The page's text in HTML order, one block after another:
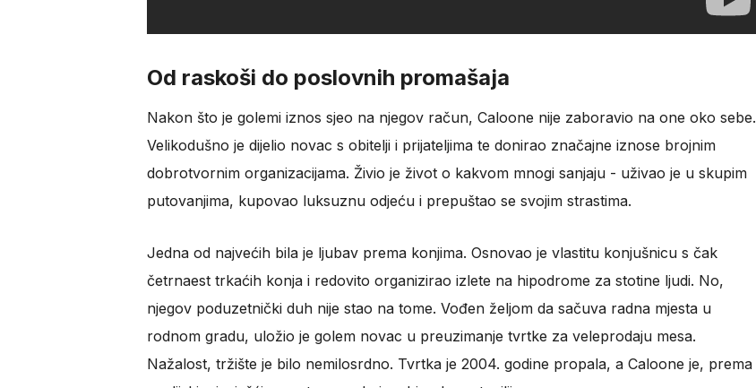
Od raskoši do poslovnih promašaja
Nakon što je golemi iznos sjeo na njegov račun, Caloone nije zaboravio na one oko sebe.
Velikodušno je dijelio novac s obitelji i prijateljima te donirao značajne iznose brojnim
dobrotvornim organizacijama. Živio je život o kakvom mnogi sanjaju - uživao je u skupim
putovanjima, kupovao luksuznu odjeću i prepuštao se svojim strastima.
Jedna od najvećih bila je ljubav prema konjima. Osnovao je vlastitu konjušnicu s čak
četrnaest trkaćih konja i redovito organizirao izlete na hipodrome za stotine ljudi. No,
njegov poduzetnički duh nije stao na tome. Vođen željom da sačuva radna mjesta u
rodnom gradu, uložio je golem novac u preuzimanje tvrtke za veleprodaju mesa.
Nažalost, tržište je bilo nemilosrdno. Tvrtka je 2004. godine propala, a Caloone je, prema